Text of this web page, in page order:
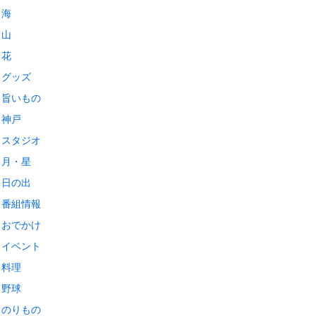
海
山
花
グッズ
旨いもの
神戸
スタジオ
月・星
日の出
番組情報
おでかけ
イベント
料理
野球
のりもの